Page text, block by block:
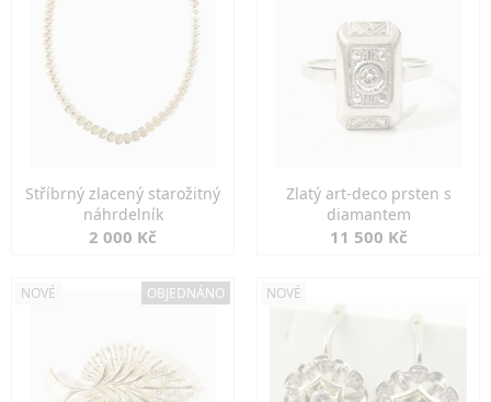
Stříbrný zlacený starožitný
náhrdelník
2 000 Kč
Zlatý art-deco prsten s
diamantem
11 500 Kč
NOVÉ OBJEDNÁNO NOVÉ